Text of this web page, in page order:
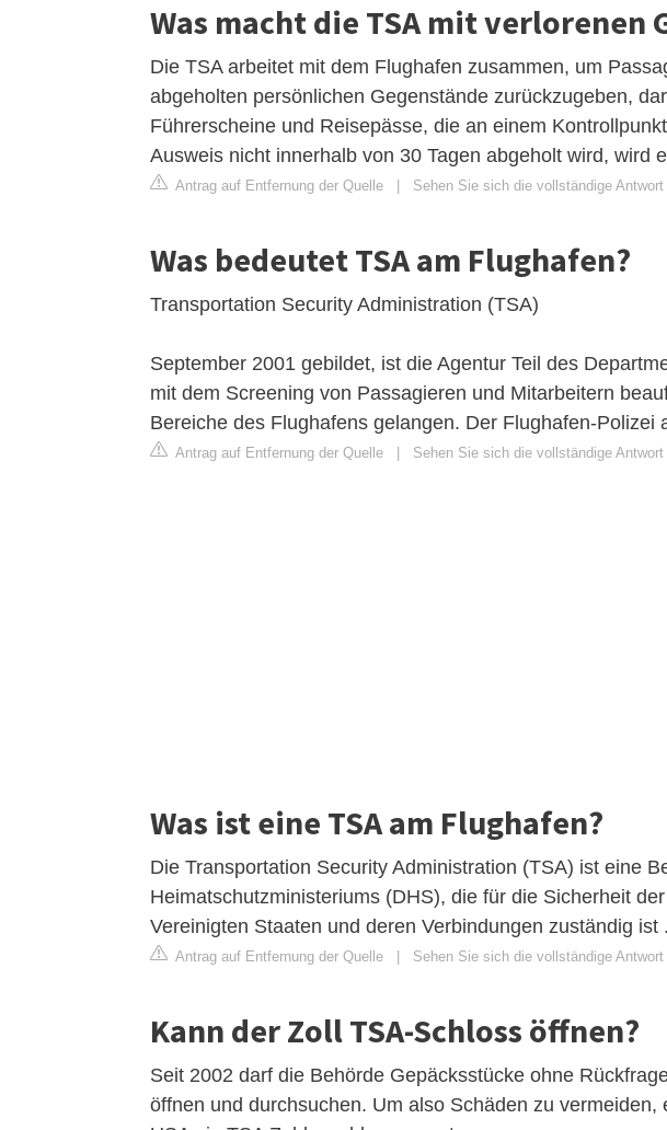
Was macht die TSA mit verlorenen
Die TSA arbeitet mit dem Flughafen zusammen, um
abgeholten persönlichen Gegenstände zurückzugeben,
Führerscheine und Reisepässe, die an einem
Ausweis nicht innerhalb von 30 Tagen abgeholt wird, wird
Antrag auf Entfernung der Quelle Sehen Sie sich die vollständige
Was bedeutet TSA am Flughafen?
Transportation Security Administration (TSA)
September 2001 gebildet, ist die Agentur Teil des
mit dem Screening von Passagieren und Mitarbeitern
Bereiche des Flughafens gelangen. Der Flughafen-Polizei
Antrag auf Entfernung der Quelle Sehen Sie sich die vollständige
Was ist eine TSA am Flughafen?
Die Transportation Security Administration (TSA) ist eine
Heimatschutzministeriums (DHS), die für die Sicherheit
Vereinigten Staaten und deren Verbindungen zuständig ist .
Antrag auf Entfernung der Quelle Sehen Sie sich die vollständige
Kann der Zoll TSA-Schloss öffnen?
Seit 2002 darf die Behörde Gepäcksstücke ohne
öffnen und durchsuchen. Um also Schäden zu